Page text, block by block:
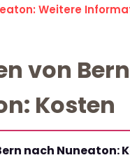
Weitere
von
Kosten
nach Nuneaton: